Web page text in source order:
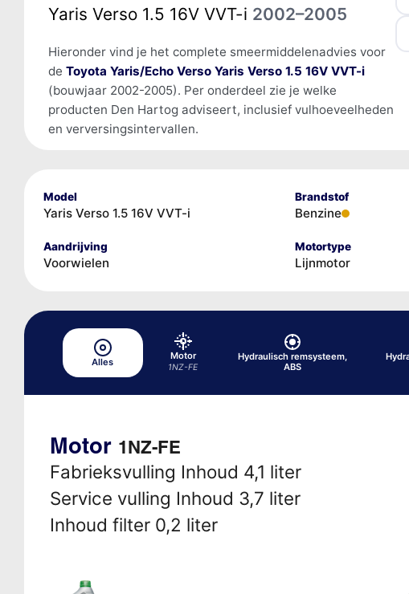
Yaris Verso 1.5 16V VVT-i 2002–2005
Hieronder vind je het complete smeermiddelenadvies voor
de Toyota Yaris/Echo Verso Yaris Verso 1.5 16V VVT-i
(bouwjaar 2002-2005). Per onderdeel zie je welke
producten Den Hartog adviseert, inclusief vulhoeveelheden
en verversingsintervallen.
Model
Yaris Verso 1.5 16V VVT-i
Brandstof
Benzine
Aandrijving
Voorwielen
Motortype
Lijnmotor
Alles
Motor
1NZ-FE
Hydraulisch remsysteem,
ABS
Motor 1NZ-FE
Fabrieksvulling Inhoud 4,1 liter
Service vulling Inhoud 3,7 liter
Inhoud filter 0,2 liter